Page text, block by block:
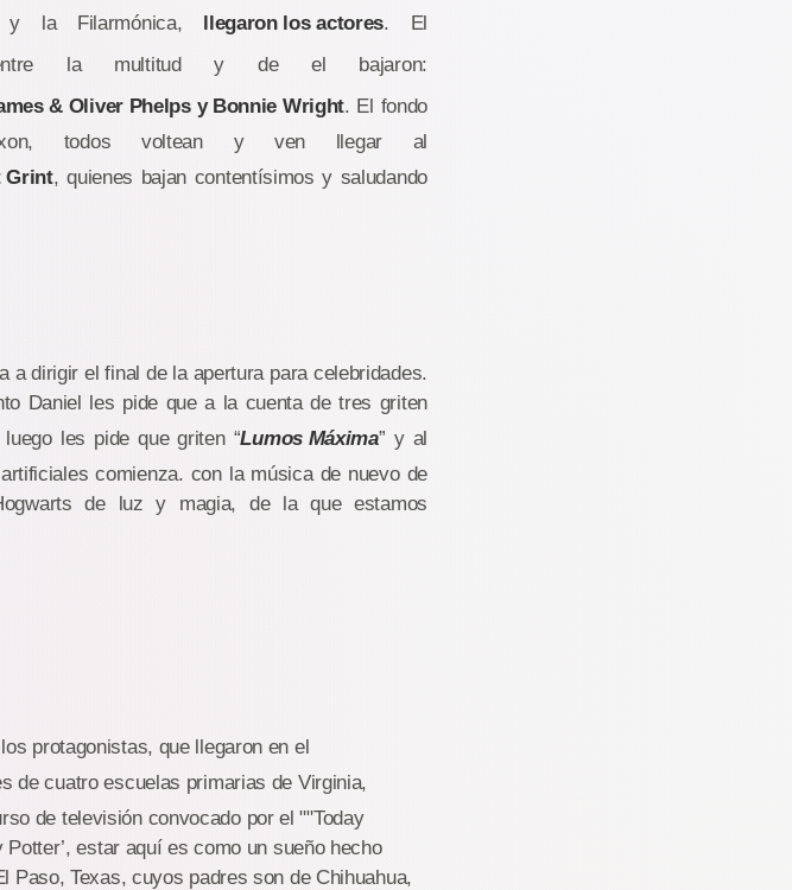
y la Filarmónica, llegaron los actores. El
la multitud y de el bajaron:
& Oliver Phelps y Bonnie Wright. El fondo
todos voltean y ven llegar al
Grint, quienes bajan contentísimos y saludando
a dirigir el final de la apertura para celebridades.
Daniel les pide que a la cuenta de tres griten
les pide que griten “Lumos Máxima” y al
comienza. con la música de nuevo de
de luz y magia, de la que estamos
protagonistas, que llegaron en el
de cuatro escuelas primarias de Virginia,
de televisión convocado por el ""Today
estar aquí es como un sueño hecho
Paso, Texas, cuyos padres son de Chihuahua,